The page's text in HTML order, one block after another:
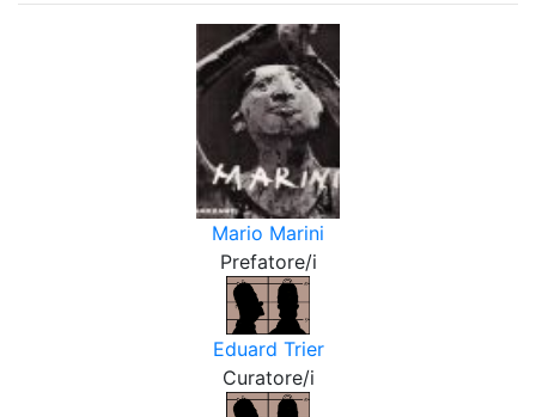
Mario Marini
Prefatore/i
Eduard Trier
Curatore/i